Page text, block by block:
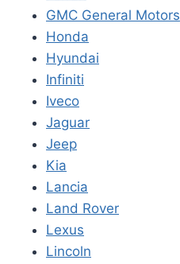
GMC General Motors
Honda
Hyundai
Infiniti
Iveco
Jaguar
Jeep
Kia
Lancia
Land Rover
Lexus
Lincoln